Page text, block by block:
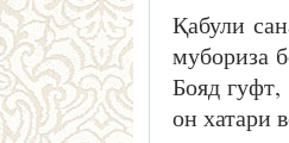
Қабули
мубориза
Бояд
он хатари